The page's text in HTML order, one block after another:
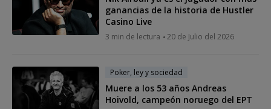
ganancias de la historia de Hustler
Casino Live
3 min de lectura 20 de Julio del 2026
Poker, ley y sociedad
Muere a los 53 años Andreas
Hoivold, campeón noruego del EPT